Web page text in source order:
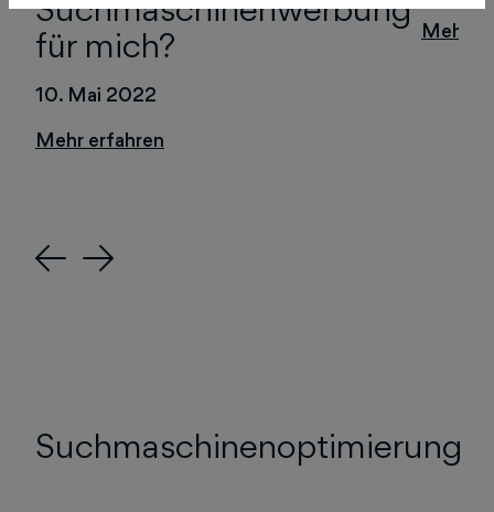
für mich?
10. Mai 2022
Previous
Next
Suchmaschinenoptimierung